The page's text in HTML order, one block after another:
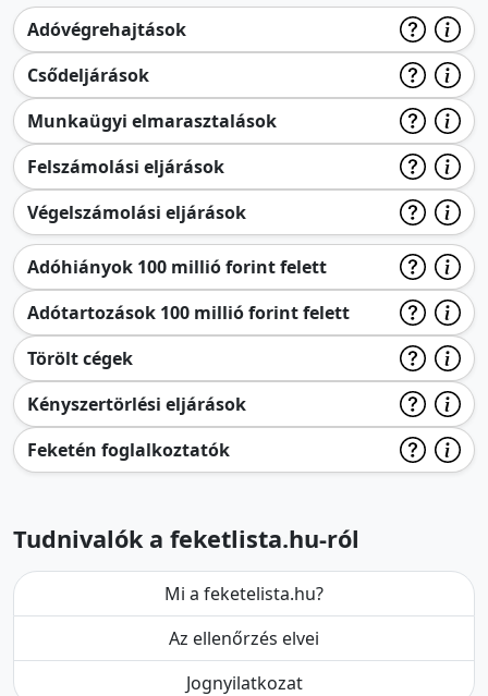
Adóvégrehajtások
Csődeljárások
Munkaügyi elmarasztalások
Felszámolási eljárások
Végelszámolási eljárások
Adóhiányok 100 millió forint felett
Adótartozások 100 millió forint felett
Törölt cégek
Kényszertörlési eljárások
Feketén foglalkoztatók
Tudnivalók a feketlista.hu-ról
Mi a feketelista.hu?
Az ellenőrzés elvei
Jognyilatkozat